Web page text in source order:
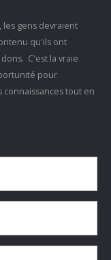
les gens devraient
qu'ils ont
C'est la vraie
pour
tout en